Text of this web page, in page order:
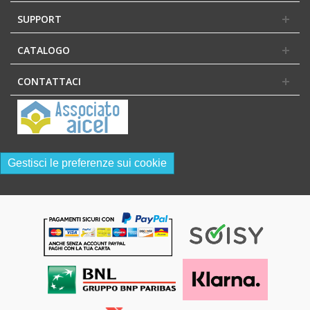
SUPPORT
CATALOGO
CONTATTACI
Gestisci le preferenze sui cookie